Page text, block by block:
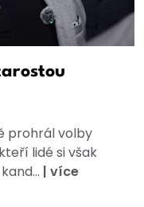
prohrál volby
lidé si však
| více